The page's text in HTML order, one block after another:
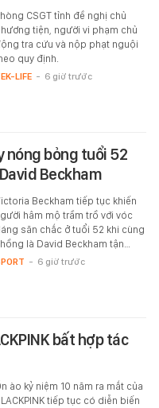
CSGT tỉnh đề nghị chủ
tiện, người vi phạm chủ
tra cứu và nộp phạt nguội
quy định.
LIFE - 6 giờ trước
nóng bỏng tuổi 52
Beckham
Beckham tiếp tục khiến
hâm mộ trầm trồ với vóc
săn chắc ở tuổi 52 khi cùng
là David Beckham tận…
- 6 giờ trước
bất hợp tác
ào kỷ niệm 10 năm ra mắt của
tiếp tục có diễn biến